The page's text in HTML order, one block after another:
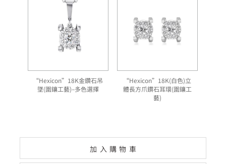
“Hexicon”18K金鑽石吊
墜(圍鑲工藝)–多色選擇
“Hexicon”18K(白色)立
體長方爪鑽石耳環(圍鑲工
藝)
加入購物車